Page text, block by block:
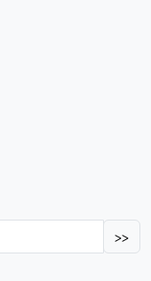
>>